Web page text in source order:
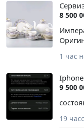
8 500
1 час
9 500
19